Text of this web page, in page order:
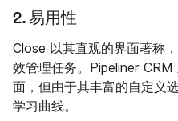
2. 易用性
Close 以其直观的界面著称
效管理任务。Pipeliner
面，但由于其丰富的自定义
学习曲线。